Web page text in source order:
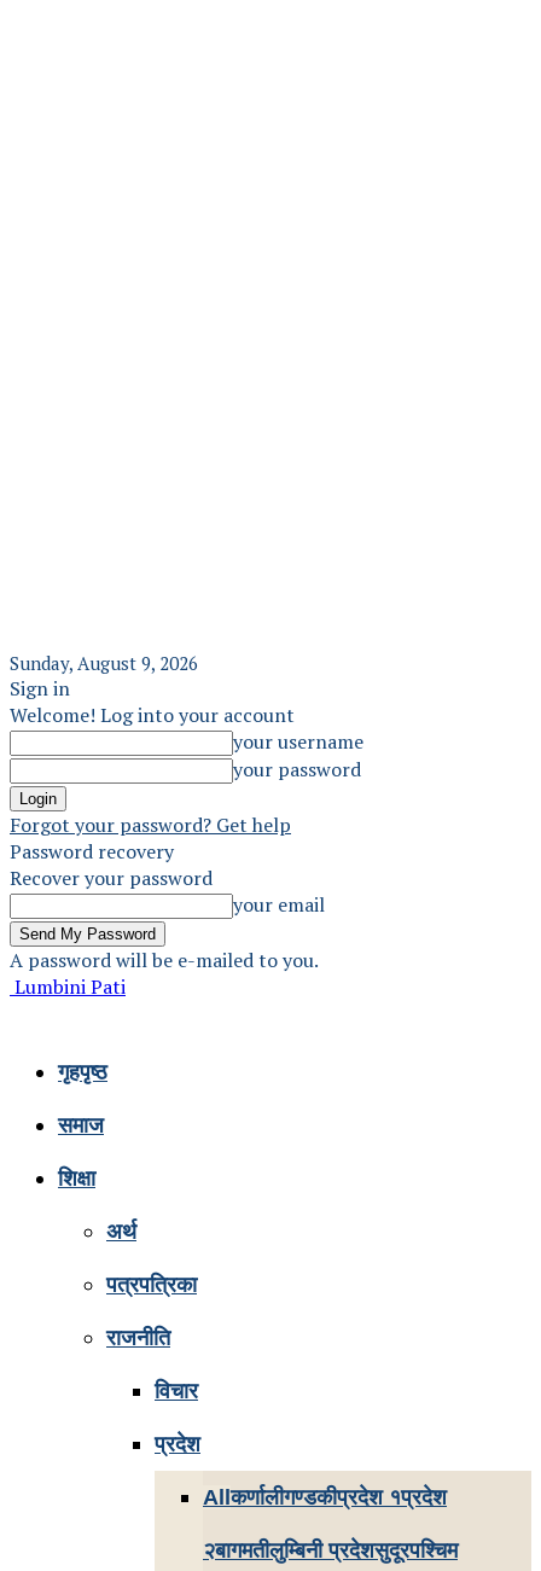
Sunday, August 9, 2026
Sign in
Welcome! Log into your account
your username
your password
Forgot your password? Get help
Password recovery
Recover your password
your email
A password will be e-mailed to you.
Lumbini Pati
गृहपृष्ठ
समाज
शिक्षा
अर्थ
पत्रपत्रिका
राजनीति
विचार
प्रदेश
Allकर्णालीगण्डकीप्रदेश १प्रदेश
२बागमतीलुम्बिनी प्रदेशसुदूरपश्चिम